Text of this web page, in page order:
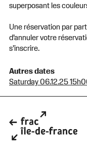
superposant les
Une réservation par
d’annuler votre
s’inscrire.
Autres dates
Saturday 06.12.25